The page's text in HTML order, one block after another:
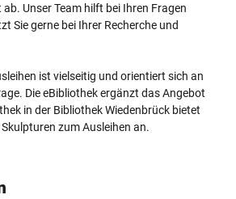
Unser Team hilft bei Ihren Fragen
Sie gerne bei Ihrer Recherche und
ist vielseitig und orientiert sich an
Die eBibliothek ergänzt das Angebot
in der Bibliothek Wiedenbrück bietet
zum Ausleihen an.